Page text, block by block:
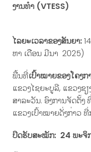
ງານທໍາ (VTESS)
ໄລຍະເວລາຂອງສັນຍາ:
ຫາ ເດືອນ ມີນາ 2025)
ພື້ນທີ່ເປົ້າໝາຍຂອງໂຄງກ
ແຂວງໄຊຍະບູລີ, ແຂວງຊ
ສາລະວັນ.​ ອົງການຈັດຕັ້
ແຂວງເປົ້າໝາຍດັ່ງກ່າວ ທີ່
ປິດຮັບສະໝັກ: 24 ພະຈິ